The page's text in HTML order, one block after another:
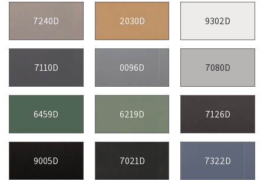
9302D
2030D
7240D
7080D
0096D
7110D
7126D
6219D
6459D
7322D
7021D
9005D